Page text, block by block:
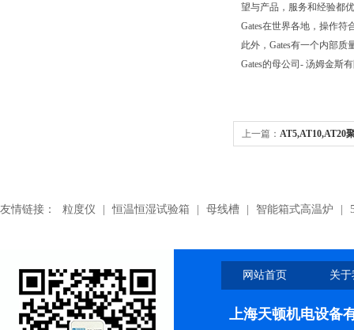
望与产品，服务和经验都
Gates在世界各地，操作符
此外，Gates有一个内部
Gates的母公司- 汤姆金斯
上一篇： AT5,AT10,AT20
友情链接： 粒度仪 恒温恒湿试验箱 母线槽 智能箱式高温炉
网站首页 关
上海天顿机电设备